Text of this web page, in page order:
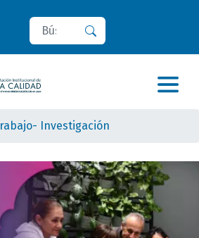
Buscar
Investigación